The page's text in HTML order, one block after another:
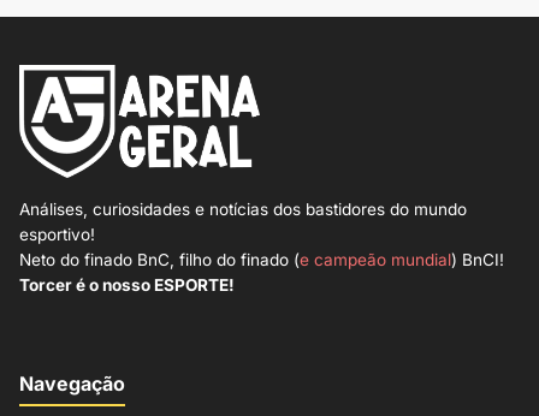
Análises, curiosidades e notícias dos bastidores do mundo
esportivo!
Neto do finado BnC, filho do finado (e campeão mundial) BnCI!
Torcer é o nosso ESPORTE!
Navegação